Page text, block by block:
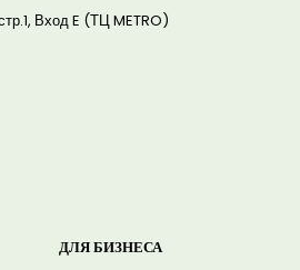
Вход E (ТЦ METRO)
ДЛЯ БИЗНЕСА